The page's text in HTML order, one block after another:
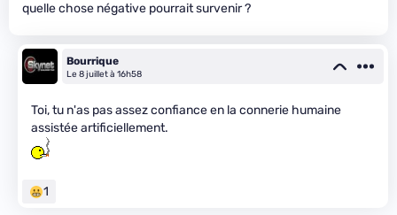
quelle chose négative pourrait survenir ?
Bourrique
Le 8 juillet à 16h58
Toi, tu n'as pas assez confiance en la connerie humaine
assistée artificiellement.
1